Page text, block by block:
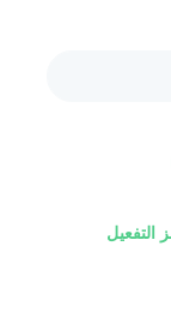
التفعيل